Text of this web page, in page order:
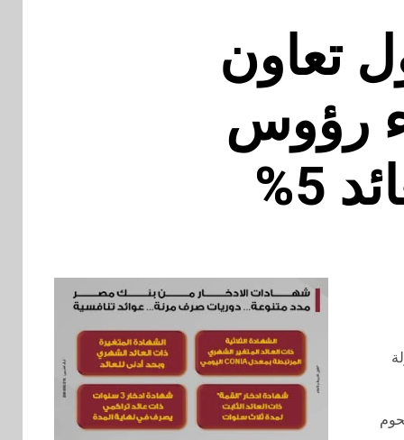
تعاون
رؤوس